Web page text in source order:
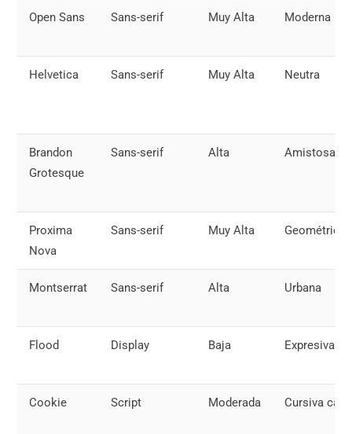
Open Sans Sans-serif Muy Alta Moderna
Helvetica Sans-serif Muy Alta Neutra
Brandon
Grotesque
Sans-serif Alta Amistosa
Proxima
Nova
Sans-serif Muy Alta Geométrica
Montserrat Sans-serif Alta Urbana
Flood Display Baja Expresiva
Cookie Script Moderada Cursiva